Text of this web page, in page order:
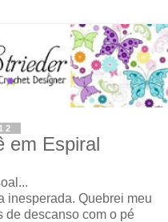
em Espiral
inesperada. Quebrei meu
de descanso com o pé